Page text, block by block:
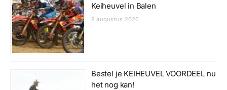
Keiheuvel in Balen
8 augustus 2026
Bestel je KEIHEUVEL VOORDEEL nu
het nog kan!